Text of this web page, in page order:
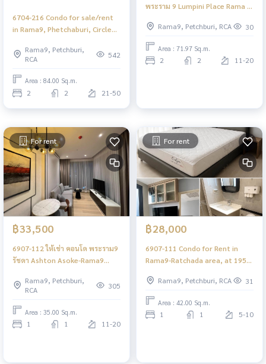
6704-216 Condo for sale/rent
in Rama9, Phetchaburi, Circle2
Phetchaburi. 2 Bedrooms
Rama9, Petchburi,
RCA
542
Area : 84.00 Sq.m.
2 2 21-50
พระราม 9 Lumpini Place Rama 9
Rama9, Petchburi, RCA
30
Area : 71.97 Sq.m.
2 2 11-20
For rent
฿33,500
6907-112 ให้เช่า คอนโด พระราม9
รัชดา Ashton Asoke-Rama9
Rama9, Petchburi,
RCA
305
Area : 35.00 Sq.m.
1 1 11-20
For rent
฿28,000
6907-111 Condo for Rent in
Rama9-Ratchada area, at 195
Rama9Rama9, Petchburi, RCA 31
Area : 42.00 Sq.m.
1 1 5-10